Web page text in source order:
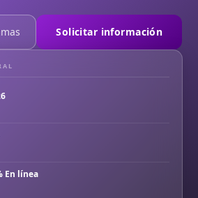
Solicitar información
En línea